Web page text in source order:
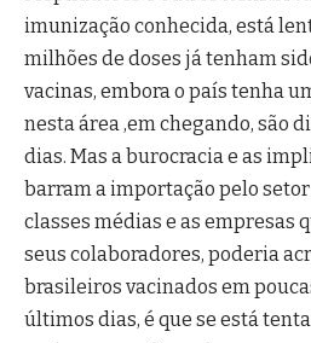
imunização conhecida, está
milhões de doses já tenham
vacinas, embora o país tenha
nesta área ,em chegando, são
dias. Mas a burocracia e as
barram a importação pelo setor
classes médias e as empresas
seus colaboradores, poderia
brasileiros vacinados em
últimos dias, é que se está